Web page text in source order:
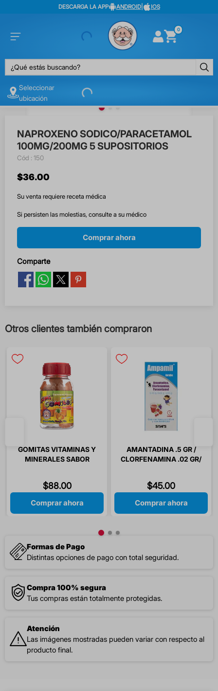
DESCARGA LA APP ANDROID| IOS
0
¿Qué estás buscando?
Seleccionar
ubicación
NAPROXENO SODICO/PARACETAMOL
100MG/200MG 5 SUPOSITORIOS
: 150
$36.00
Su venta requiere receta médica
Si persisten las molestias, consulte a su médico
Comprar ahora
Comparte
Otros clientes también compraron
GOMITAS VITAMINAS Y
MINERALES SABOR
GOMITAS
$88.00
Comprar ahora
AMANTADINA .5 GR /
CLORFENAMINA .02 GR/
ML 1 PIEZA
$45.00
Comprar ahora
Formas de Pago
Distintas opciones de pago con total seguridad.
Compra 100% segura
Tus compras están totalmente protegidas.
Atención
Las imágenes mostradas pueden variar con respecto al
producto final.